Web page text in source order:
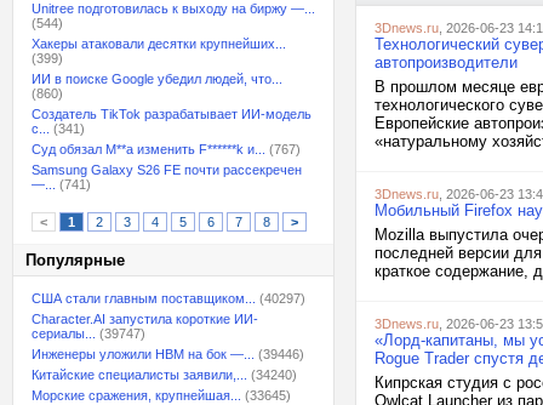
Unitree подготовилась к выходу на биржу —...
(544)
Хакеры атаковали десятки крупнейших...
(399)
ИИ в поиске Google убедил людей, что...
(860)
Создатель TikTok разрабатывает ИИ-модель
с...
(341)
Суд обязал M**a изменить F******k и...
(767)
Samsung Galaxy S26 FE почти рассекречен
—...
(741)
< 1 2 3 4 5 6 7 8 >
Популярные
США стали главным поставщиком...
(40297)
Character.AI запустила короткие ИИ-
сериалы...
(39747)
Инженеры уложили HBM на бок —...
(39446)
Китайские специалисты заявили,...
(34240)
Морские сражения, крупнейшая...
(33645)
3Dnews.ru , 2026-06-23
Технологический
автопроизводители
В прошлом месяце
технологического
Европейские
«натуральному
3Dnews.ru , 2026-06-23
Мобильный Firefox
Mozilla выпустила
последней версии
краткое содержание,
3Dnews.ru , 2026-06-23
«Лорд-капитаны, мы
Rogue Trader спустя
Кипрская студия с
Owlcat Launcher из